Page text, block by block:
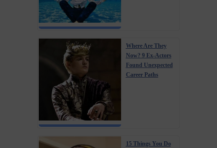
Where Are They
Now? 9 Ex-Actors
Found Unexpected
Career Paths
15 Things You Do